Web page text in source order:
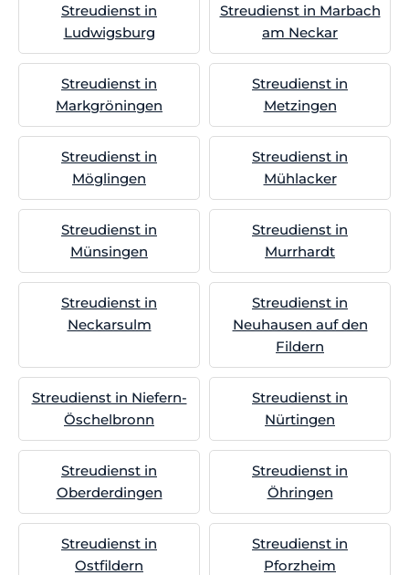
Streudienst in
Ludwigsburg
Streudienst in Marbach
am Neckar
Streudienst in
Markgröningen
Streudienst in
Metzingen
Streudienst in
Möglingen
Streudienst in
Mühlacker
Streudienst in
Münsingen
Streudienst in
Murrhardt
Streudienst in
Neckarsulm
Streudienst in
Neuhausen auf den
Fildern
Streudienst in Niefern-
Öschelbronn
Streudienst in
Nürtingen
Streudienst in
Oberderdingen
Streudienst in
Öhringen
Streudienst in
Ostfildern
Streudienst in
Pforzheim